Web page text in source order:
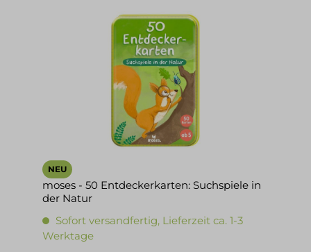
NEU
moses - 50 Entdeckerkarten: Suchspiele in
der Natur
Sofort versandfertig, Lieferzeit ca. 1-3
Werktage